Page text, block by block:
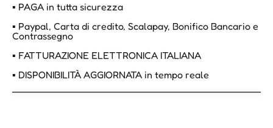
▪ PAGA in tutta sicurezza
▪ Paypal, Carta di credito, Scalapay, Bonifico Bancario e
Contrassegno
▪ FATTURAZIONE ELETTRONICA ITALIANA
▪ DISPONIBILITÀ AGGIORNATA in tempo reale